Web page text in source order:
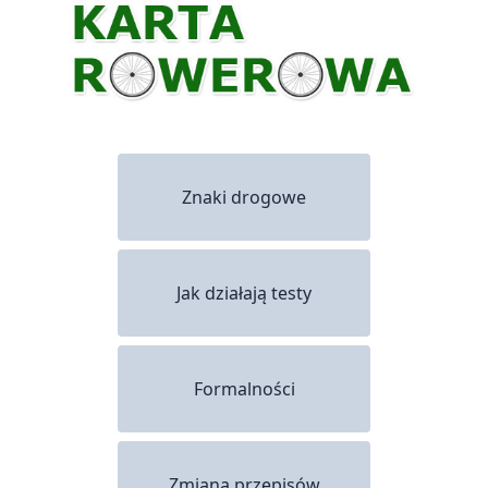
Znaki drogowe
Jak działają testy
Formalności